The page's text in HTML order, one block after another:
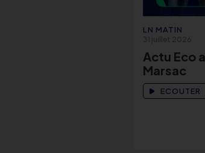
LN MATIN
31 juillet 2026
Actu Eco
Marsac
ECOUTER